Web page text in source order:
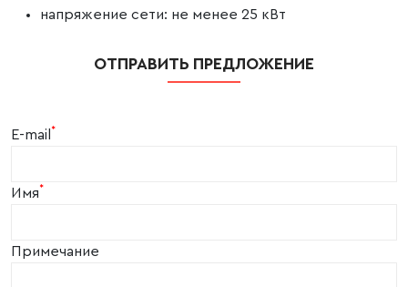
напряжение сети: не менее 25 кВт
ОТПРАВИТЬ ПРЕДЛОЖЕНИЕ
E-mail *
Имя*
Примечание